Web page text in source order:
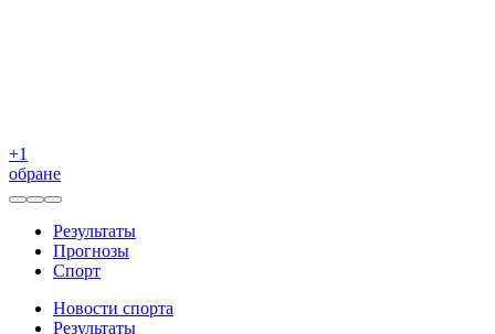
+1
обране
Результаты
Прогнозы
Спорт
Новости спорта
Результаты